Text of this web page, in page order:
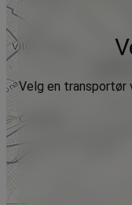
Velg en transportør